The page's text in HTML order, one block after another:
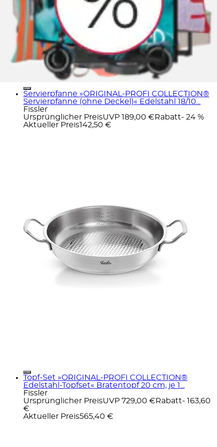
Servierpfanne »ORIGINAL-PROFI COLLECTION®
Servierpfanne (ohne Deckel)« Edelstahl 18/10...
Fissler
Ursprünglicher PreisUVP 189,00 € Rabatt- 24 %
Aktueller Preis142,50 €
Topf-Set »ORIGINAL-PROFI COLLECTION®
Edelstahl-Topfset« Bratentopf 20 cm, je 1...
Fissler
Ursprünglicher PreisUVP 729,00 € Rabatt- 163,60
€
Aktueller Preis565,40 €